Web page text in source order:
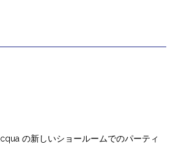
の新しいショールームでのパーティ